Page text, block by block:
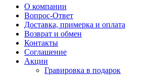
О компании
Вопрос-Ответ
Доставка, примерка и оплата
Возврат и обмен
Контакты
Соглашение
Акции
Гравировка в подарок